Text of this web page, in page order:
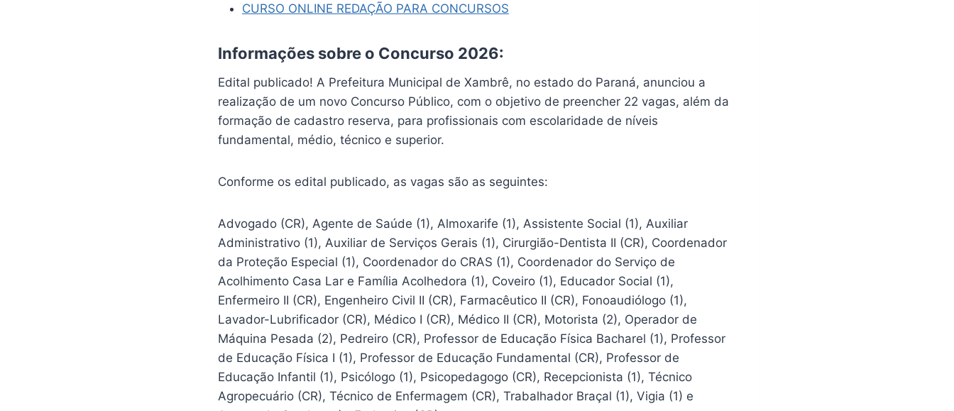
CURSO ONLINE REDAÇÃO PARA CONCURSOS
Informações sobre o Concurso 2026:
Edital publicado! A Prefeitura Municipal de Xambrê, no estado do Paraná, anunciou a
realização de um novo Concurso Público, com o objetivo de preencher 22 vagas, além da
formação de cadastro reserva, para profissionais com escolaridade de níveis
fundamental, médio, técnico e superior.
Conforme os edital publicado, as vagas são as seguintes:
Advogado (CR), Agente de Saúde (1), Almoxarife (1), Assistente Social (1), Auxiliar
Administrativo (1), Auxiliar de Serviços Gerais (1), Cirurgião-Dentista II (CR), Coordenador
da Proteção Especial (1), Coordenador do CRAS (1), Coordenador do Serviço de
Acolhimento Casa Lar e Família Acolhedora (1), Coveiro (1), Educador Social (1),
Enfermeiro II (CR), Engenheiro Civil II (CR), Farmacêutico II (CR), Fonoaudiólogo (1),
Lavador-Lubrificador (CR), Médico I (CR), Médico II (CR), Motorista (2), Operador de
Máquina Pesada (2), Pedreiro (CR), Professor de Educação Física Bacharel (1), Professor
de Educação Física I (1), Professor de Educação Fundamental (CR), Professor de
Educação Infantil (1), Psicólogo (1), Psicopedagogo (CR), Recepcionista (1), Técnico
Agropecuário (CR), Técnico de Enfermagem (CR), Trabalhador Braçal (1), Vigia (1) e